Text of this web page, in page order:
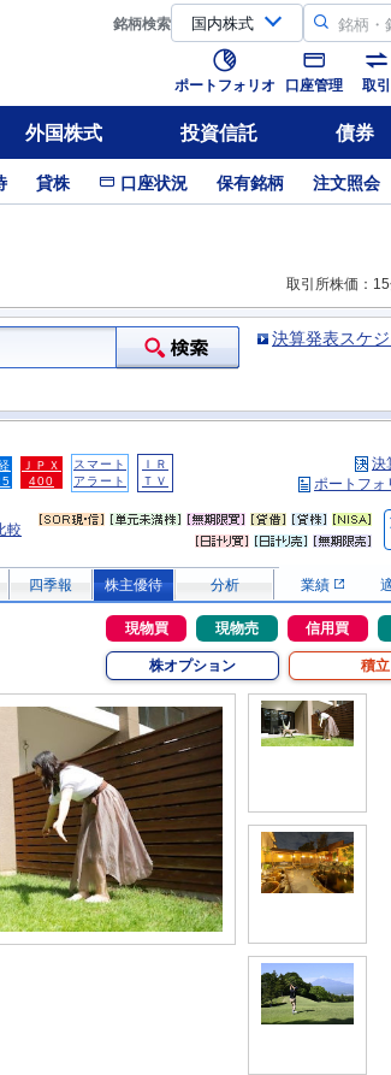
銘柄検索
ポートフォリオ 口座管理 取引
外国株式 投資信託 債券
貸株 口座状況 保有銘柄 注文照会
取引所株価：
決算発表スケ
ＪＰＸ
400
スマート
アラート
ＩＲ
ＴＶ
決
ポートフォ
較
四季報 株主優待 分析 業績
現物買 現物売 信用買
株オプション 積立